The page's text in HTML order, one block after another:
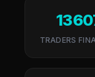
13
TRADERS